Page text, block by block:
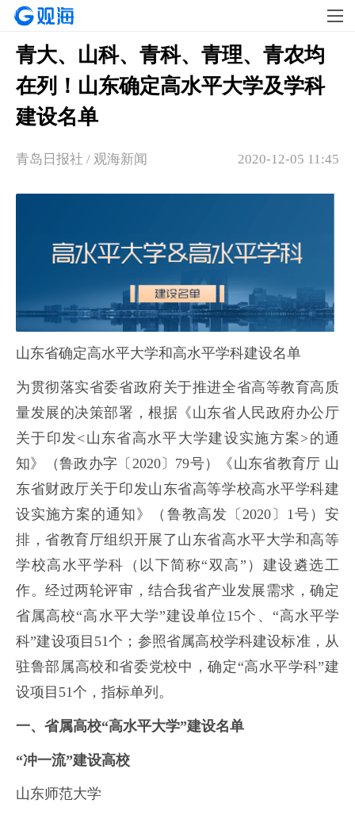
青大、山科、青科、青理、青农均
在列！山东确定高水平大学及学科
建设名单
2020-12-05 11:45
青岛日报社 / 观海新闻
山东省确定高水平大学和高水平学科建设名单
为贯彻落实省委省政府关于推进全省高等教育高质
量发展的决策部署，根据《山东省人民政府办公厅
关于印发<山东省高水平大学建设实施方案>的通
知》（鲁政办字〔2020〕79号）《山东省教育厅 山
东省财政厅关于印发山东省高等学校高水平学科建
设实施方案的通知》（鲁教高发〔2020〕1号）安
排，省教育厅组织开展了山东省高水平大学和高等
学校高水平学科（以下简称“双高”）建设遴选工
作。经过两轮评审，结合我省产业发展需求，确定
省属高校“高水平大学”建设单位15个、“高水平学
科”建设项目51个；参照省属高校学科建设标准，从
驻鲁部属高校和省委党校中，确定“高水平学科”建
设项目51个，指标单列。
一、省属高校“高水平大学”建设名单
“冲一流”建设高校
山东师范大学